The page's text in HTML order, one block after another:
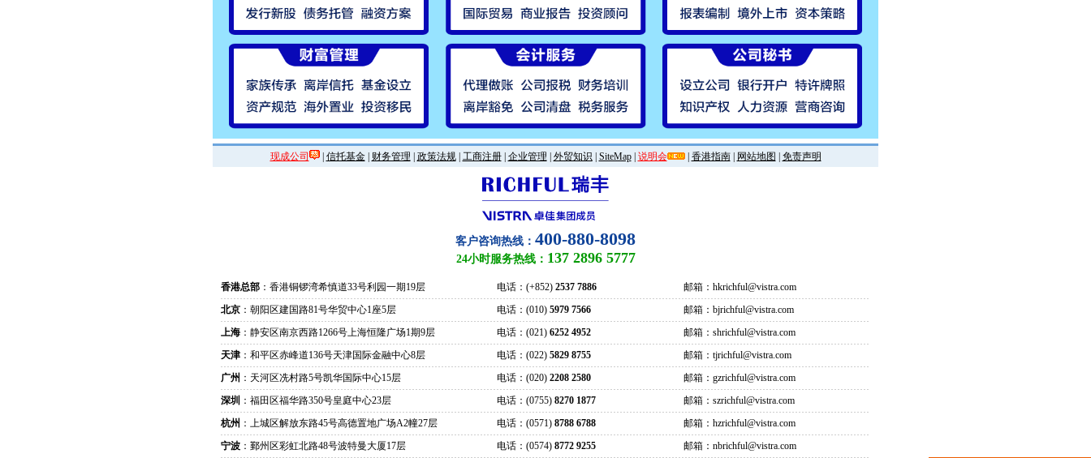
现成公司 | 信托基金| 财务管理 政策法规| 工商注册| 企业管理 外贸知识 SiteMap| 说明会 | 香港指南| 网站地图 免责声明
客户咨询热线： 400-880-8098
24小时服务热线： 137 2896 5777
香港总部 ：香港铜锣湾希慎道33号利园一期19层 电话：(+852) 2537 7886
邮箱：hkrichful@vistra.com
北京 ：朝阳区建国路81号华贸中心1座5层 电话：(010) 5979 7566
邮箱：bjrichful@vistra.com
上海 ：静安区南京西路1266号上海恒隆广场1期9层 电话：(021) 6252 4952
邮箱：shrichful@vistra.com
天津 ：和平区赤峰道136号天津国际金融中心8层 电话：(022) 5829 8755
邮箱：tjrichful@vistra.com
广州 ：天河区冼村路5号凯华国际中心15层 电话：(020) 2208 2580
邮箱：gzrichful@vistra.com
深圳 ：福田区福华路350号皇庭中心23层 电话：(0755) 8270 1877
邮箱：szrichful@vistra.com
杭州 ：上城区解放东路45号高德置地广场A2幢27层 电话：(0571) 8788 6788
邮箱：hzrichful@vistra.com
宁波 ：鄞州区彩虹北路48号波特曼大厦17层 电话：(0574) 8772 9255 邮箱：nbrichful@vistra.com